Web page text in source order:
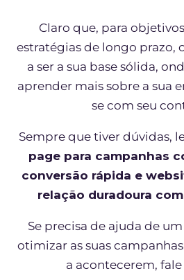
Claro que, para
estratégias de longo prazo,
a ser a sua base sólida,
aprender mais sobre a sua
se com seu
Sempre que tiver dúvidas,
page para campanhas
conversão rápida e
relação duradoura
Se precisa de ajuda de
otimizar as suas
a acontecerem,